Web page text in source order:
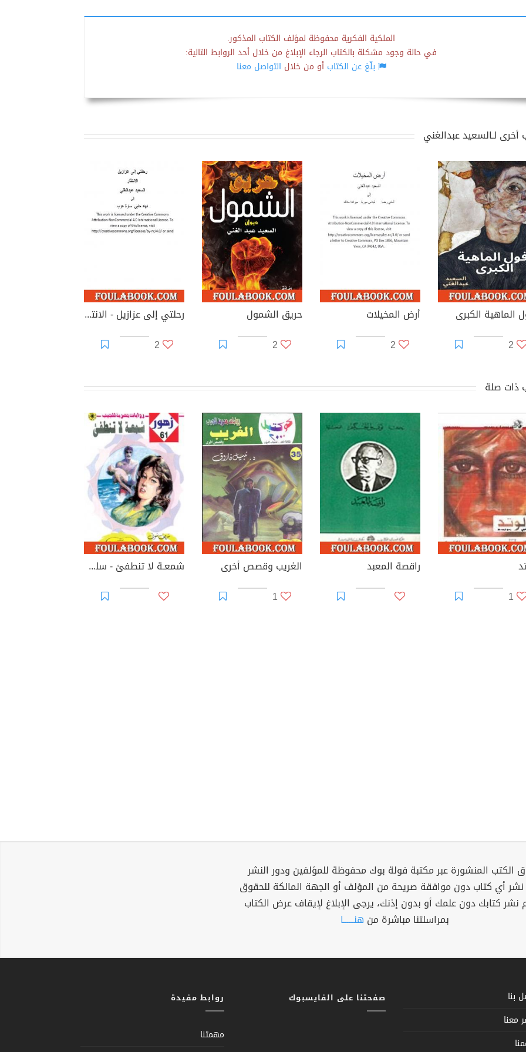
الملكية الفكرية محفوظة لمؤلف الكتاب المذكور.
في حالة وجود مشكلة بالكتاب الرجاء الإبلاغ من خلال أحد الروابط التالية:
بلّغ عن الكتابأو من خلال التواصل معنا
أخرى لـالسعيد عبدالغني
الماهية الكبرى
2
أرض المخيلات
2
حريق الشمول
2
رحلتي إلى عزازيل - الانتثار
2
ذات صلة
1
راقصة المعبد
الغريب وقصص أخرى
1
شمعـة لا تنطفئ - سلسلة زهور
الكتب المنشورة عبر مكتبة فولة بوك محفوظة للمؤلفين ودور النشر
نشر أي كتاب دون موافقة صريحة من المؤلف أو الجهة المالكة للحقوق
نشر كتابك دون علمك أو بدون إذنك، يرجى الإبلاغ لإيقاف عرض الكتاب
بمراسلتنا مباشرة من هنــــــا
بنا
معنا
صفحتنا على الفايسبوك روابط مفيدة
مهمتنا